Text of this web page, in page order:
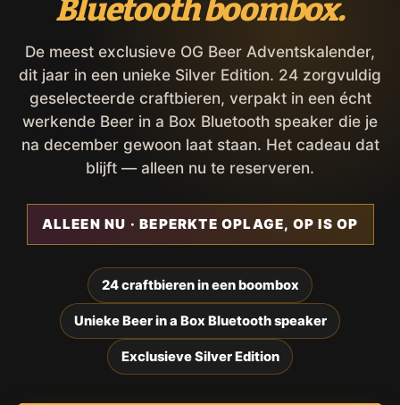
Bluetooth boombox.
De meest exclusieve OG Beer Adventskalender,
dit jaar in een unieke Silver Edition. 24 zorgvuldig
geselecteerde craftbieren, verpakt in een écht
werkende Beer in a Box Bluetooth speaker die je
na december gewoon laat staan. Het cadeau dat
blijft — alleen nu te reserveren.
ALLEEN NU · BEPERKTE OPLAGE, OP IS OP
24 craftbieren in een boombox
Unieke Beer in a Box Bluetooth speaker
Exclusieve Silver Edition